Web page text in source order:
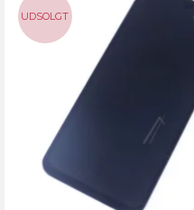
UDSOLGT